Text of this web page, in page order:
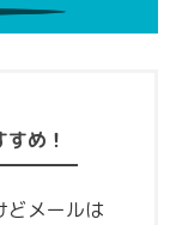
め！
どメールは